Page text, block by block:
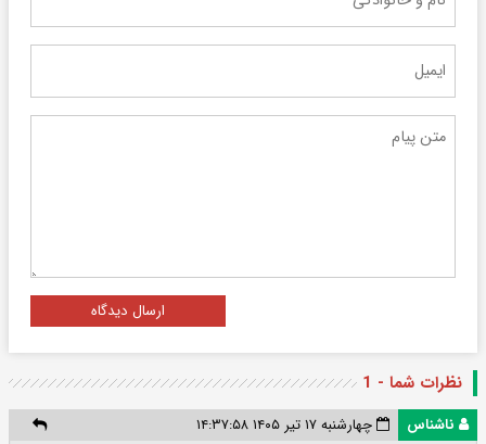
ارسال دیدگاه
نظرات شما - 1
ناشناس
چهارشنبه ۱۷ تیر ۱۴۰۵ ۱۴:۳۷:۵۸